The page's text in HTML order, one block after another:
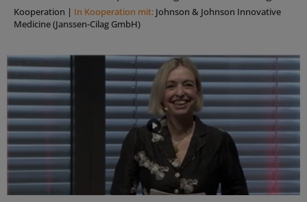
Kooperation | In Kooperation mit: Johnson & Johnson Innovative
Medicine (Janssen-Cilag GmbH)